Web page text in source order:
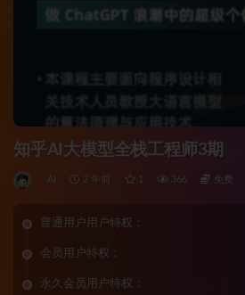
知乎AI大模型全栈工程师3期
AI 2 年前 1 366 免费
普通用户用户特权：
会员用户特权：
永久会员用户特权：